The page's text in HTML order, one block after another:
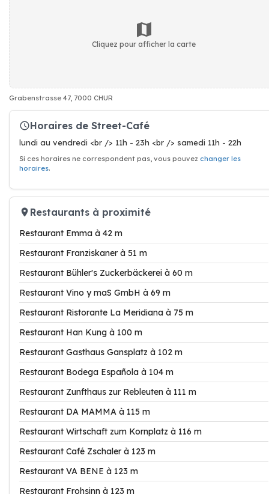
Cliquez pour afficher la carte
Grabenstrasse 47, 7000 CHUR
Horaires de Street-Café
lundi au vendredi <br /> 11h - 23h <br /> samedi 11h - 22h
Si ces horaires ne correspondent pas, vous pouvez changer les
horaires.
Restaurants à proximité
Restaurant Emma à 42 m
Restaurant Franziskaner à 51 m
Restaurant Bühler's Zuckerbäckerei à 60 m
Restaurant Vino y maS GmbH à 69 m
Restaurant Ristorante La Meridiana à 75 m
Restaurant Han Kung à 100 m
Restaurant Gasthaus Gansplatz à 102 m
Restaurant Bodega Española à 104 m
Restaurant Zunfthaus zur Rebleuten à 111 m
Restaurant DA MAMMA à 115 m
Restaurant Wirtschaft zum Kornplatz à 116 m
Restaurant Café Zschaler à 123 m
Restaurant VA BENE à 123 m
Restaurant Frohsinn à 123 m